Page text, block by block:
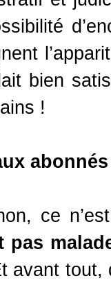
bien
!
ce
pas
avant